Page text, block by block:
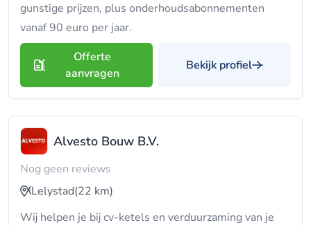
gunstige prijzen, plus onderhoudsabonnementen
vanaf 90 euro per jaar.
Offerte
aanvragen
Bekijk profiel
Alvesto Bouw B.V.
Nog geen reviews
Lelystad(22 km)
Wij helpen je bij cv-ketels en verduurzaming van je